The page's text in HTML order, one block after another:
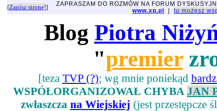
[Zapisz stronę!]
ZAPRASZAM DO ROZMÓW NA FORUM
www.xp.pl
tu możesz
Blog Piotra
"premier
[teza TVP (?); wg mnie poniekąd
WSPÓŁORGANIZOWAŁ CHYBA JAN
zwłaszcza na Wiejskiej (jest przestępcze